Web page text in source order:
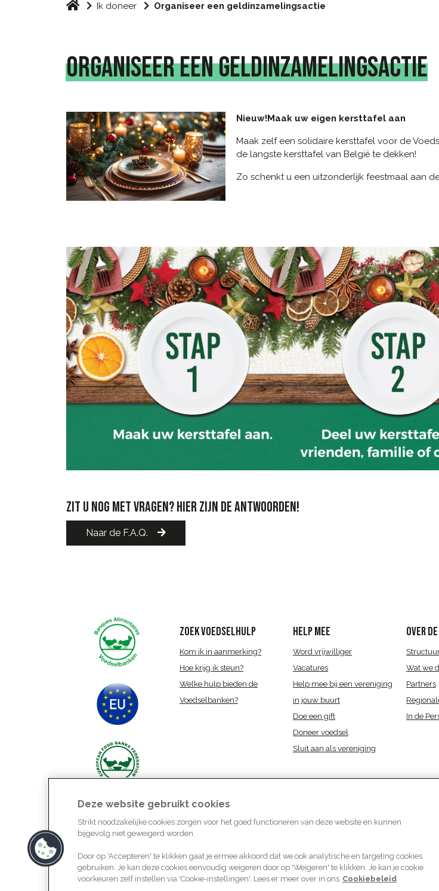
Ik doneer Organiseer een geldinzamelingsactie
ORGANISEER EEN GELDINZAMELINGSACTIE
Nieuw!Maak uw eigen kersttafel aan
Maak zelf een solidaire kersttafel voor de
de langste kersttafel van België te dekken!
Zo schenkt u een uitzonderlijk feestmaal aan
ZIT U NOG MET VRAGEN? HIER ZIJN DE ANTWOORDEN!
Naar de F.A.Q.
ZOEK VOEDSELHULP
Kom ik in aanmerking?
Hoe krijg ik steun?
Welke hulp bieden de
Voedselbanken?
HELP MEE
Word vrijwilliger
Vacatures
Help mee bij een vereniging
in jouw buurt
Doe een gift
Doneer voedsel
Sluit aan als vereniging
OVER
Wat we
Partners
In de
Cookiebeleid
Deze website gebruikt cookies
Strikt noodzakelijke cookies zorgen voor het goed functioneren van deze website en kunnen
bijgevolg niet geweigerd worden.
Door op 'Accepteren' te klikken gaat je ermee akkoord dat we ook analytische en targeting cookies
gebruiken. Je kan deze cookies eenvoudig weigeren door op 'Weigeren' te klikken. Je kan je cookie
voorkeuren zelf instellen via 'Cookie-instellingen'. Lees er meer over in ons Cookiebeleid